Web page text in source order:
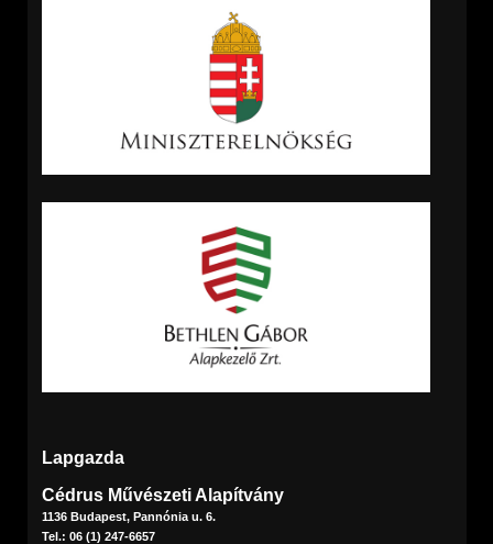
Lapgazda
Cédrus Művészeti Alapítvány
1136 Budapest, Pannónia u. 6.
Tel.: 06 (1) 247-6657